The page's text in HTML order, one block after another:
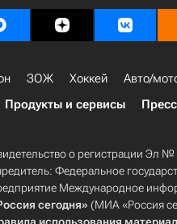
ЗОЖ Хоккей Авто/
Продукты и сервисы
о регистрации Эл
Федеральное
Международное
сегодня» (МИА «Россия